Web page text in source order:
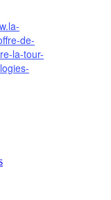
de-
la-tour-